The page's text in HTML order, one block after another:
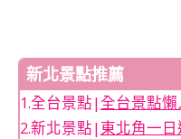
新北景點推薦
1.全台景點|全台景點懶
2.新北景點|東北角一日